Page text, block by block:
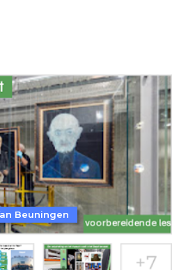
Beuningen